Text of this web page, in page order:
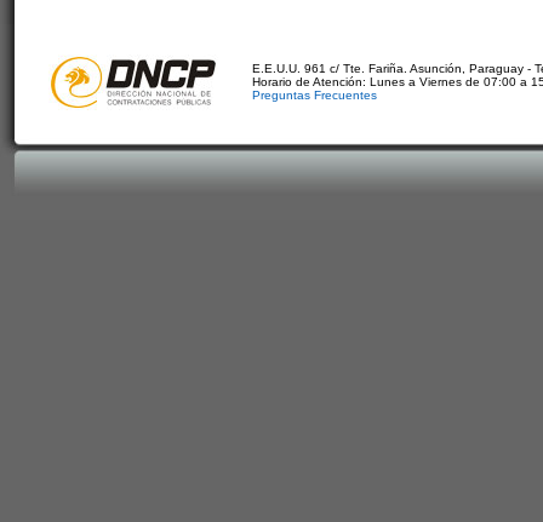
E.E.U.U. 961 c/ Tte. Fariña. Asunción, Paraguay -
Horario de Atención: Lunes a Viernes de 07:00 a
Preguntas Frecuentes